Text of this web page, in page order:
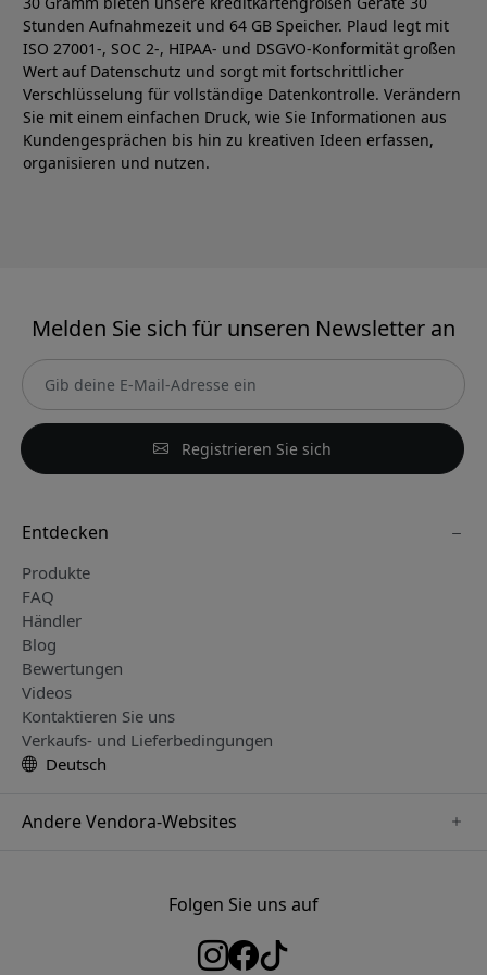
Stunden Aufnahmezeit und 64 GB Speicher. Plaud legt mit
ISO 27001-, SOC 2-, HIPAA- und DSGVO-Konformität großen
Wert auf Datenschutz und sorgt mit fortschrittlicher
Verschlüsselung für vollständige Datenkontrolle. Verändern
Sie mit einem einfachen Druck, wie Sie Informationen aus
Kundengesprächen bis hin zu kreativen Ideen erfassen,
organisieren und nutzen.
Melden Sie sich für unseren Newsletter an
Registrieren Sie sich
Entdecken
Produkte
FAQ
Händler
Blog
Bewertungen
Videos
Kontaktieren Sie uns
Verkaufs- und Lieferbedingungen
Deutsch
Andere Vendora-Websites
Folgen Sie uns auf